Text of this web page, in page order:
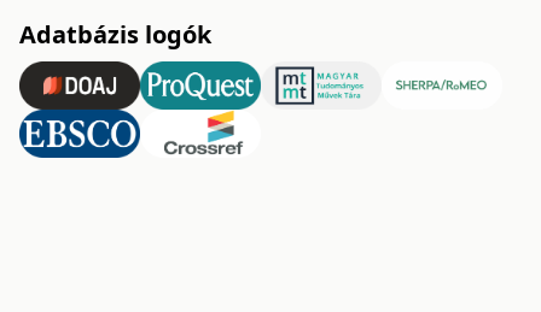
Adatbázis logók